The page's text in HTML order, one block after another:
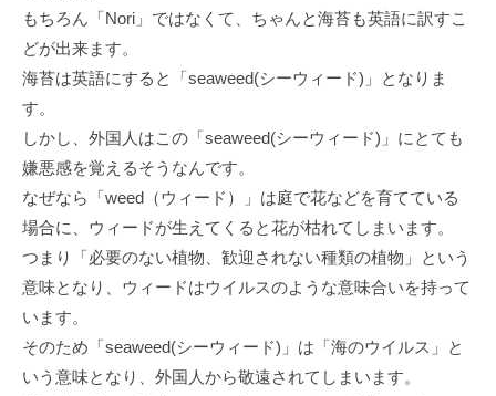
もちろん「Nori」ではなくて、ちゃんと海苔も英語に訳すこ
どが出来ます。
海苔は英語にすると「seaweed(シーウィード)」となりま
す。
しかし、外国人はこの「seaweed(シーウィード)」にとても
嫌悪感を覚えるそうなんです。
なぜなら「weed（ウィード）」は庭で花などを育てている
場合に、ウィードが生えてくると花が枯れてしまいます。
つまり「必要のない植物、歓迎されない種類の植物」という
意味となり、ウィードはウイルスのような意味合いを持って
います。
そのため「seaweed(シーウィード)」は「海のウイルス」と
いう意味となり、外国人から敬遠されてしまいます。